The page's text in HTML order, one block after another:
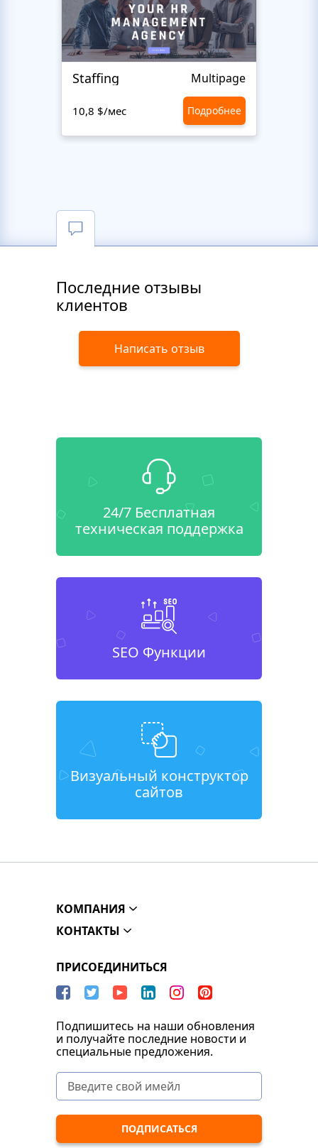
Staffing Multipage
10,8 $/мес Подробнее
Последние отзывы
клиентов
Написать отзыв
24/7 Бесплатная
техническая поддержка
SEO Функции
Визуальный конструктор
сайтов
КОМПАНИЯ
КОНТАКТЫ
ПРИСОЕДИНИТЬСЯ
Подпишитесь на наши обновления
и получайте последние новости и
специальные предложения.